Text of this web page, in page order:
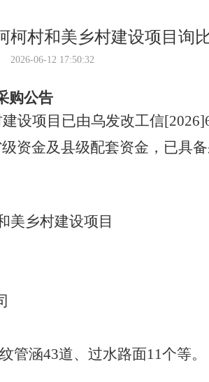
柯村和美乡村建设项目询
2026-06-12 17:50:32
购公告
设项目 已由乌发改工信
资金及县级配套资金， 已具
美乡村建设项目
管涵43道、过水路面11个等。